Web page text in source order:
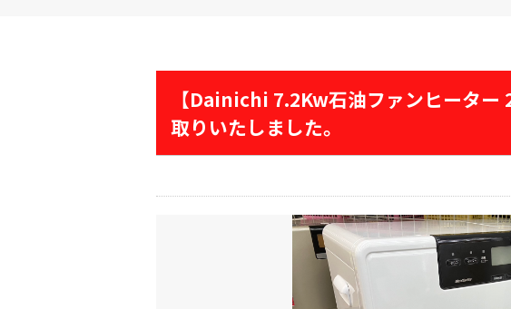
【Dainichi 7.2Kw石油ファンヒーター
取りいたしました。